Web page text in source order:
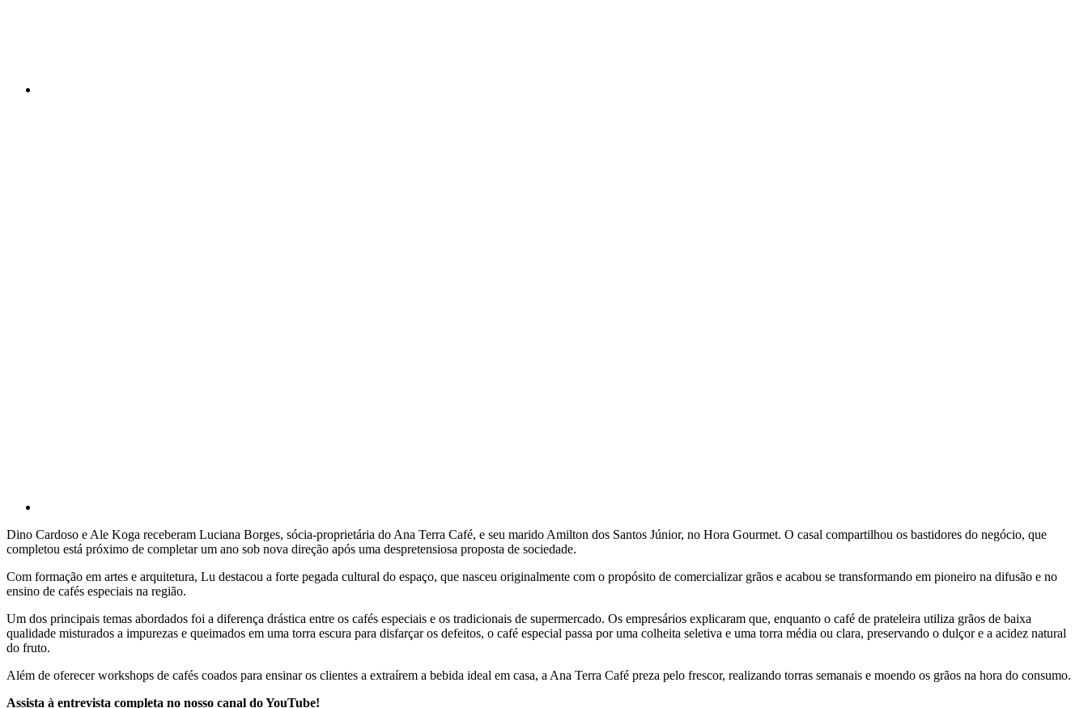
Dino Cardoso e Ale Koga receberam Luciana Borges, sócia-proprietária do Ana Terra Café, e seu marido Amilton dos Santos Júnior, no Hora Gourmet. O casal compartilhou os bastidores do negócio, que
completou está próximo de completar um ano sob nova direção após uma despretensiosa proposta de sociedade.
Com formação em artes e arquitetura, Lu destacou a forte pegada cultural do espaço, que nasceu originalmente com o propósito de comercializar grãos e acabou se transformando em pioneiro na difusão e no
ensino de cafés especiais na região.
Um dos principais temas abordados foi a diferença drástica entre os cafés especiais e os tradicionais de supermercado. Os empresários explicaram que, enquanto o café de prateleira utiliza grãos de baixa
qualidade misturados a impurezas e queimados em uma torra escura para disfarçar os defeitos, o café especial passa por uma colheita seletiva e uma torra média ou clara, preservando o dulçor e a acidez natural
do fruto.
Além de oferecer workshops de cafés coados para ensinar os clientes a extraírem a bebida ideal em casa, a Ana Terra Café preza pelo frescor, realizando torras semanais e moendo os grãos na hora do consumo.
Assista à entrevista completa no nosso canal do YouTube!